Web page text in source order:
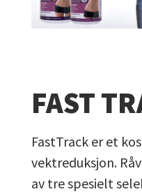
FAST
FastTrack er et
vektreduksjon.
av tre spesielt